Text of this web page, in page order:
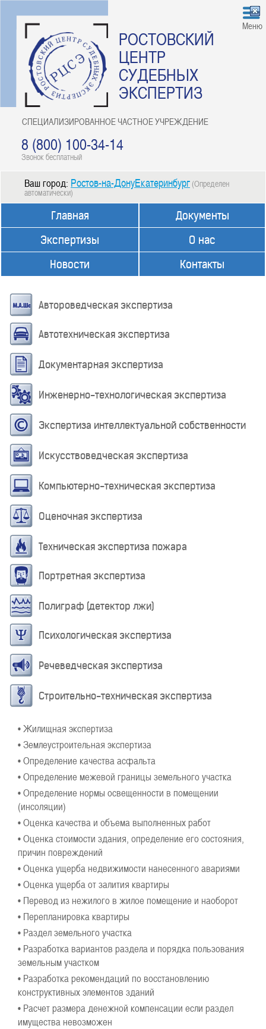
РОСТОВСКИЙ
ЦЕНТР
СУДЕБНЫХ
ЭКСПЕРТИЗ
СПЕЦИАЛИЗИРОВАННОЕ ЧАСТНОЕ УЧРЕЖДЕНИЕ
8 (800) 100-34-14
Звонок бесплатный
Меню
Ваш город: Ростов-на-ДонуЕкатеринбург (Определен
автоматически)
Главная
Экспертизы
Новости
Документы
О нас
Контакты
Автороведческая экспертиза
Автотехническая экспертиза
Документарная экспертиза
Инженерно-технологическая экспертиза
Экспертиза интеллектуальной собственности
Искусствоведческая экспертиза
Компьютерно-техническая экспертиза
Оценочная экспертиза
Техническая экспертиза пожара
Портретная экспертиза
Полиграф (детектор лжи)
Психологическая экспертиза
Речеведческая экспертиза
Строительно-техническая экспертиза
• Жилищная экспертиза
• Землеустроительная экспертиза
• Определение качества асфальта
• Определение межевой границы земельного участка
• Определение нормы освещенности в помещении
(инсоляции)
• Оценка качества и объема выполненных работ
• Оценка стоимости здания, определение его состояния,
причин повреждений
• Оценка ущерба недвижимости нанесенного авариями
• Оценка ущерба от залития квартиры
• Перевод из нежилого в жилое помещение и наоборот
• Перепланировка квартиры
• Раздел земельного участка
• Разработка вариантов раздела и порядка пользования
земельным участком
• Разработка рекомендаций по восстановлению
конструктивных элементов зданий
• Расчет размера денежной компенсации если раздел
имущества невозможен